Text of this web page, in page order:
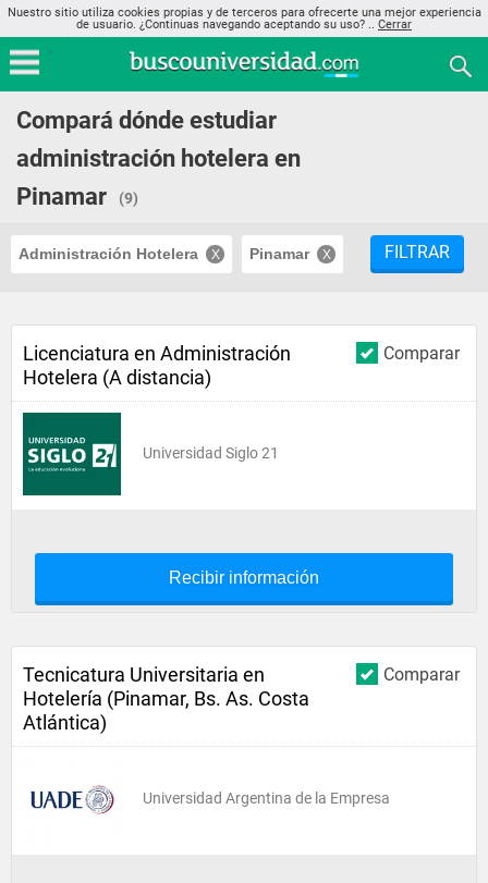
Nuestro sitio utiliza cookies propias y de terceros para ofrecerte una mejor experiencia
de usuario. ¿Continuas navegando aceptando su uso? .. Cerrar
Compará dónde estudiar
administración hotelera en
Pinamar
(9)
Administración Hotelera Pinamar FILTRAR
Comparar
Licenciatura en Administración
Hotelera (A distancia)
Universidad Siglo 21
Recibir información
Comparar
Tecnicatura Universitaria en
Hotelería (Pinamar, Bs. As. Costa
Atlántica)
Universidad Argentina de la Empresa